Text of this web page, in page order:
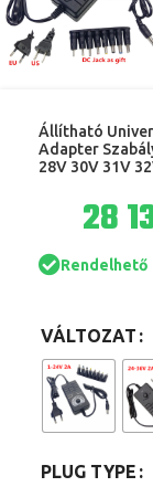
Állítható
Adapter
28V 30V 31V
Rendelhető
VÁLTOZAT
PLUG TYPE